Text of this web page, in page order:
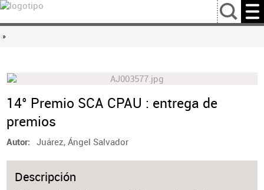
…
»
14° Premio SCA CPAU : entrega de
premios
Autor Juárez, Ángel Salvador
Descripción